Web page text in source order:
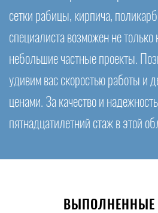
сетки рабицы, кирпича,
специалиста возможен не
небольшие частные проекты.
удивим вас скоростью работы и
ценами. За качество и
пятнадцатилетний стаж в этой
ВЫПОЛНЕННЫЕ